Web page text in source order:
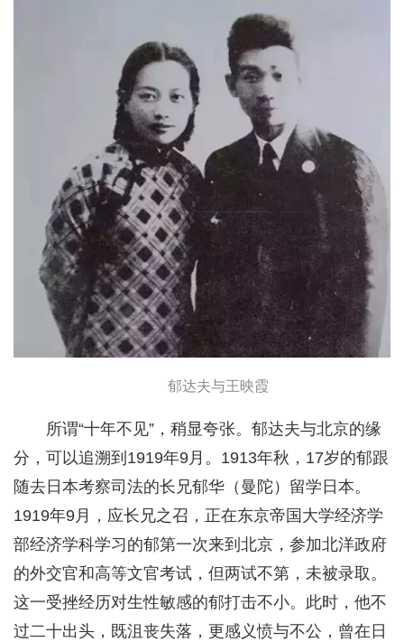
郁达夫与王映霞
所谓“十年不见”，稍显夸张。郁达夫与北京的缘
分，可以追溯到1919年9月。1913年秋，17岁的郁跟
随去日本考察司法的长兄郁华（曼陀）留学日本。
1919年9月，应长兄之召，正在东京帝国大学经济学
部经济学科学习的郁第一次来到北京，参加北洋政府
的外交官和高等文官考试，但两试不第，未被录取。
这一受挫经历对生性敏感的郁打击不小。此时，他不
过二十出头，既沮丧失落，更感义愤与不公，曾在日